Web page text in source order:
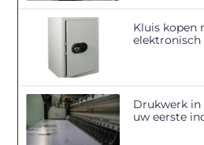
Kluis kopen
Drukwerk in
uw eerste